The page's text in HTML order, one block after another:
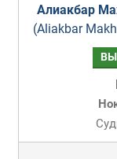
Алиакбар
(Aliakbar